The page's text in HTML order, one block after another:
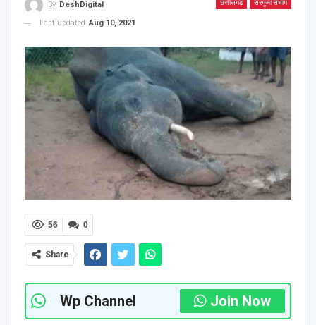
छत्तीसगढ़ सरगुजा संभाग
By DeshDigital
Last updated Aug 10, 2021
0
56
Share
Wp Channel Join Now